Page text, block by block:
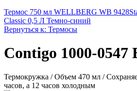
Термос 750 мл WELLBERG WB 9428
Classic 0,5 Л Темно-синий
Вернуться к: Термосы
Contigo 1000-0547
Термокружка / Объем 470 мл /
часов, а 12 часов холодным